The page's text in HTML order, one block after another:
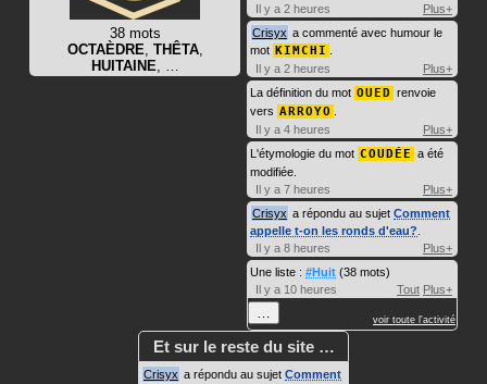
38 mots
OCTAÈDRE, THÊTA,
HUITAINE, …
Il y a 2 heures
Plus+
Crisyx a commenté avec humour le
mot KIMCHI
Il y a 2 heures
Plus+
La définition du mot OUED renvoie
vers ARROYO
Il y a 4 heures
Plus+
L'étymologie du mot COUDÉE a été
modifiée.
Il y a 7 heures
Plus+
Crisyx a répondu au sujet Comment
appelle t-on les ronds d'eau?
Il y a 8 heures
Plus+
Une liste : #Huit (38 mots)
Il y a 10 heures
Tout Plus+
… voir toute l'activité
Et sur le reste du site …
Crisyx a répondu au sujet Comment